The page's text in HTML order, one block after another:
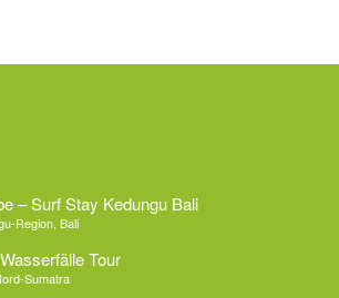
– Surf Stay Kedungu Bali
Region, Bali
Tour
Sumatra